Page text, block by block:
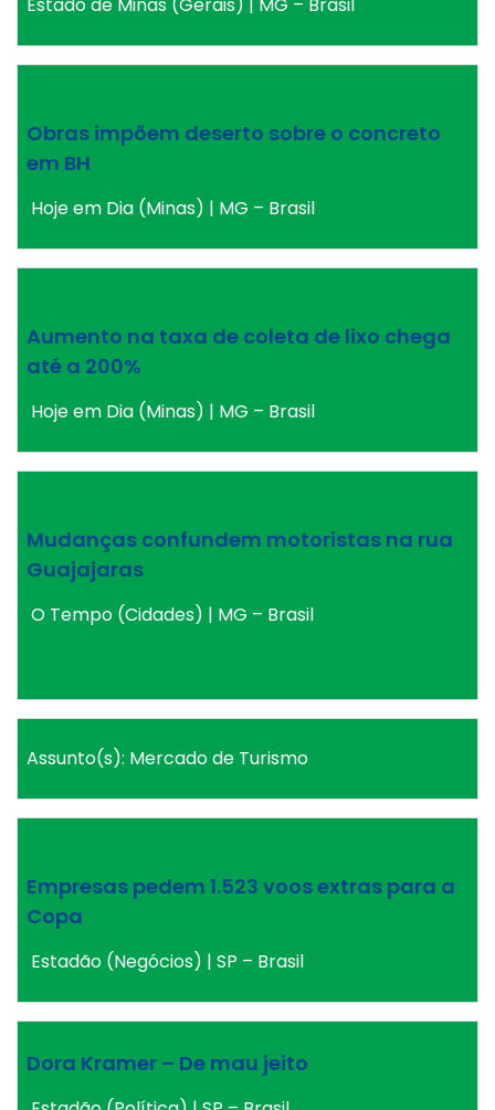
Estado de Minas (Gerais) | MG – Brasil
Obras impõem deserto sobre o concreto
em BH
Hoje em Dia (Minas) | MG – Brasil
Aumento na taxa de coleta de lixo chega
até a 200%
Hoje em Dia (Minas) | MG – Brasil
Mudanças confundem motoristas na rua
Guajajaras
O Tempo (Cidades) | MG – Brasil
Assunto(s): Mercado de Turismo
Empresas pedem 1.523 voos extras para a
Copa
Estadão (Negócios) | SP – Brasil
Dora Kramer – De mau jeito